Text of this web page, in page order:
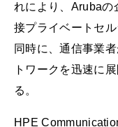
れにより、Arubaの
接プライベートセ
同時に、通信事業
トワークを迅速に
る。
HPE